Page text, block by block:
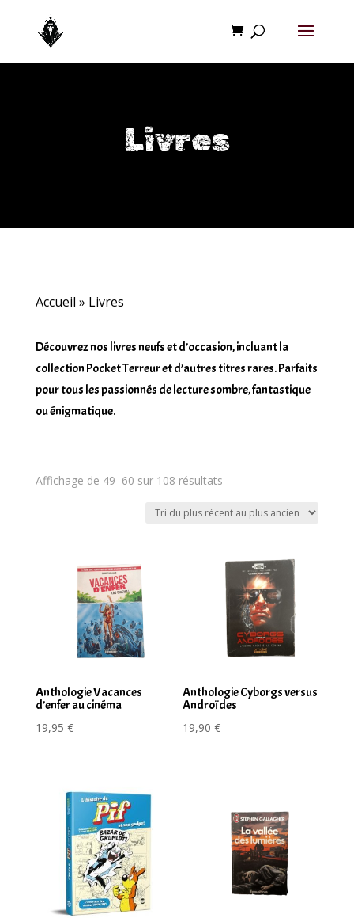
Livres
Accueil » Livres
Découvrez nos livres neufs et d’occasion, incluant la
collection Pocket Terreur et d’autres titres rares. Parfaits
pour tous les passionnés de lecture sombre, fantastique
ou énigmatique.
Affichage de 49–60 sur 108 résultatsTrié
au
plus
ancien
Anthologie Vacances
d’enfer au cinéma
19,95 €
Anthologie Cyborgs versus
Androïdes
19,90€